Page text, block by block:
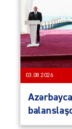
03.08.2026